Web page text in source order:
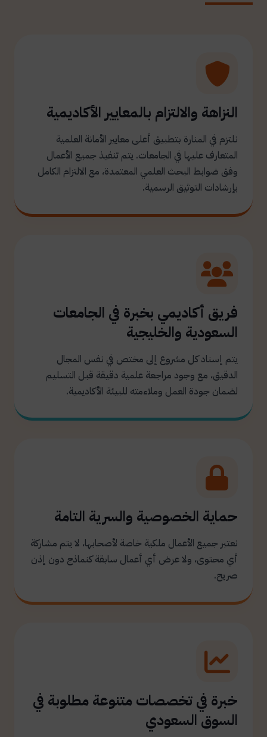
النزاهة والالتزام بالمعايير الأكاديمية
نلتزم في المنارة بتطبيق أعلى معايير الأمانة العلمية
المتعارف عليها في الجامعات. يتم تنفيذ جميع الأعمال
وفق ضوابط البحث العلمي المعتمدة، مع الالتزام الكامل
بإرشادات التوثيق الرسمية.
فريق أكاديمي بخبرة في الجامعات
السعودية والخليجية
يتم إسناد كل مشروع إلى مختص في نفس المجال
الدقيق، مع وجود مراجعة علمية دقيقة قبل التسليم
لضمان جودة العمل وملاءمته للبيئة الأكاديمية.
حماية الخصوصية والسرية التامة
نعتبر جميع الأعمال ملكية خاصة لأصحابها، لا يتم مشاركة
أي محتوى، ولا عرض أي أعمال سابقة كنماذج دون إذن
صريح.
خبرة في تخصصات متنوعة مطلوبة في
السوق السعودي